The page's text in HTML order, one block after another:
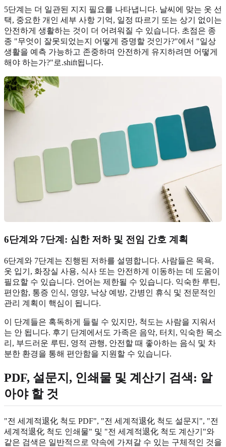
5단계는 더 일관된 지지 필요를 나타냅니다. 날씨에 맞는 옷 선
택, 중요한 개인 세부 사항 기억, 일정 따르기 또는 상기 없이는
안전하게 생활하는 것이 더 어려워질 수 있습니다. 초점은 종
종 "무엇이 잘못되었는지 어떻게 증명할 것인가?"에서 "일상
생활을 예측 가능하고 존중하며 안전하게 유지하려면 어떻게
해야 하는가?"로.shift됩니다.
6단계와 7단계: 심한 저하 및 전임 간호 계획
6단계와 7단계는 진행된 저하를 설명합니다. 사람들은 목욕,
옷 입기, 화장실 사용, 식사 또는 안전하게 이동하는 데 도움이
필요할 수 있습니다. 언어는 제한될 수 있습니다. 익숙한 루틴,
편안함, 통증 인식, 영양, 낙상 예방, 간병인 휴식 및 전문적인
관리 계획이 핵심이 됩니다.
이 단계들은 혹독하게 들릴 수 있지만, 척도는 사람을 지워서
는 안 됩니다. 후기 단계에서도 가족은 음악, 터치, 익숙한 목소
리, 부드러운 루틴, 영적 관행, 안전할 때 좋아하는 음식 및 차
분한 환경을 통해 편안함을 지원할 수 있습니다.
PDF, 설문지, 인쇄물 및 계산기 검색: 알
아야 할 것
"전 세계적退化 척도 PDF", "전 세계적退化 척도 설문지", "전
세계적退化 척도 인쇄물" 및 "전 세계적退化 척도 계산기"와
같은 검색은 일반적으로 약속에 가져갈 수 있는 구체적인 것을